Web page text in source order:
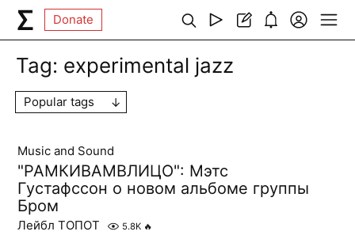
Donate
Tag: experimental jazz
Popular tags
Music and Sound
"РАМКИВАМВЛИЦО": Мэтс
Густафссон о новом альбоме группы
Бром
Лейбл ТОПОТ 5.8K 🔥